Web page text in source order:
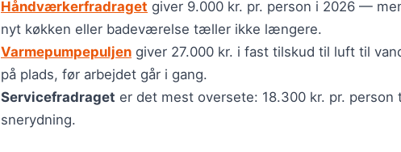
Håndværkerfradraget giver 9.000 kr. pr. person i 2026 —
nyt køkken eller badeværelse tæller ikke længere.
Varmepumpepuljen giver 27.000 kr. i fast tilskud til luft til
på plads, før arbejdet går i gang.
Servicefradraget er det mest oversete: 18.300 kr. pr. person
snerydning.